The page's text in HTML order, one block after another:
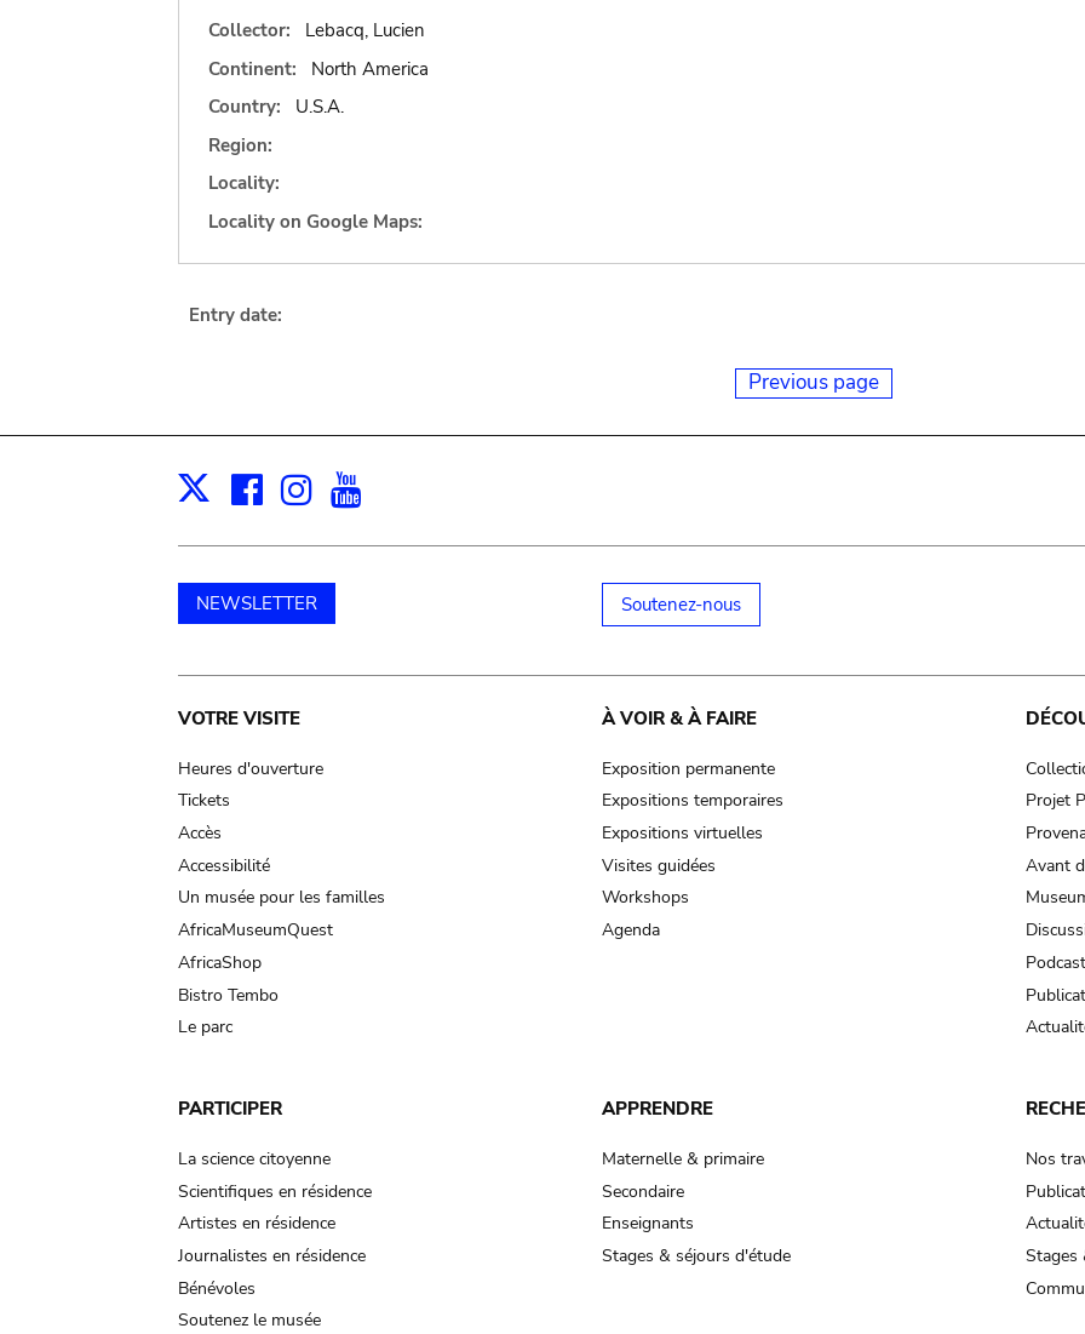
Collector:
Lebacq, Lucien
Continent:
North America
Country:
U.S.A.
Region:
Locality:
Locality on Google Maps:
Entry date:
Previous page
X Facebook
Instagram
NEWSLETTER Soutenez-nous
Main
navigation
VOTRE VISITE
Heures d'ouverture
Tickets
Accès
Accessibilité
Un musée pour les familles
AfricaMuseumQuest
AfricaShop
Bistro Tembo
Le parc
À VOIR & À FAIRE
Exposition permanente
Expositions temporaires
Expositions virtuelles
Visites guidées
Workshops
Agenda
Projet
Avant
PARTICIPER
La science citoyenne
Scientifiques en résidence
Artistes en résidence
Journalistes en résidence
Bénévoles
Soutenez le musée
APPRENDRE
Maternelle & primaire
Secondaire
Enseignants
Stages & séjours d'étude
Nos
Stages